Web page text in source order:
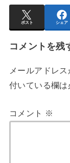
ポスト シェア
コメントを残
メールアドレ
付いている欄
コメント ※